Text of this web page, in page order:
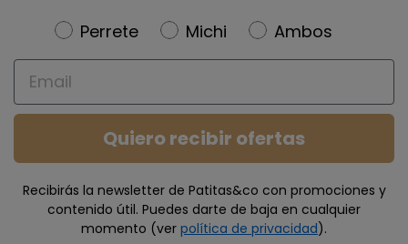
Newsletter
Perrete Michi
Ambos
Email
Quiero recibir ofertas
Recibirás la newsletter de Patitas&co con promociones y
contenido útil. Puedes darte de baja en cualquier
momento (ver política de privacidad).